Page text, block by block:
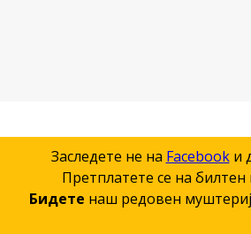
Заследете не на Facebookи
Претплатете се на
Бидете наш редовен